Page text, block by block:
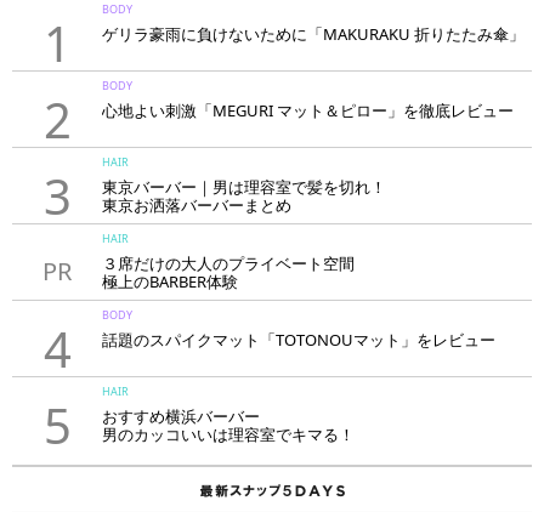
1
BODY
ゲリラ豪雨に負けないために「MAKURAKU 折りたたみ傘」
2
BODY
心地よい刺激「MEGURI マット＆ピロー」を徹底レビュー
3
HAIR
東京バーバー｜男は理容室で髪を切れ！
東京お洒落バーバーまとめ
PR
HAIR
３席だけの大人のプライベート空間
極上のBARBER体験
「LAVIE NEW STANDARD BARBER HANARE新宿店」
4
BODY
話題のスパイクマット「TOTONOUマット」をレビュー
5
HAIR
おすすめ横浜バーバー
男のカッコいいは理容室でキマる！